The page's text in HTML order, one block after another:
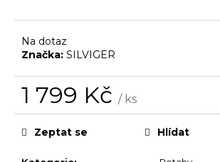
Na dotaz
Značka: SILVIGER
1 799 Kč / ks
Měrná
Zeptat se Hlídat
o
p
o
u
u